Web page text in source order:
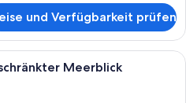
und Verfügbarkeit prüfen
Ein modernes Schlafzimmer mit
Meerblick